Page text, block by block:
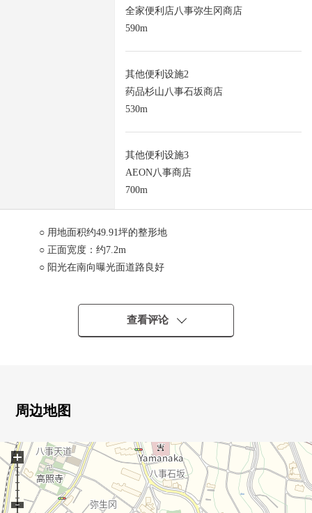
全家便利店八事弥生冈商店
590m
其他便利设施2
药品杉山八事石坂商店
530m
其他便利设施3
AEON八事商店
700m
○ 用地面积约49.91坪的整形地
○ 正面宽度：约7.2m
○ 阳光在南向曝光面道路良好
○ 能在喜欢的House厂商建造
○ 生活便利设施步行10分钟的范围以内
查看评论
周边地图
+